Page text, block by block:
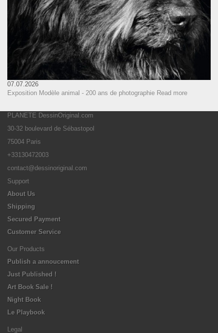
07.07.2026
Exposition Modèle animal - 200 ans de photographie Read more
PLANETE DessinOriginal.com
30-32 boulevard de Sébastopol
75004 Paris
+33130472003
contact@dessinoriginal.com
Support
About Us
Shipping
Secured Payment
Customer Service
Our Products
Publish a annoucement
Just Published !
Art Book Sale !
Night Book
Le Playbook
Legal